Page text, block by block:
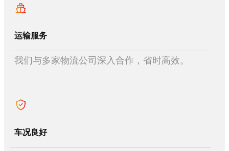
运输服务
我们与多家物流公司深入合作，省时高效。
车况良好